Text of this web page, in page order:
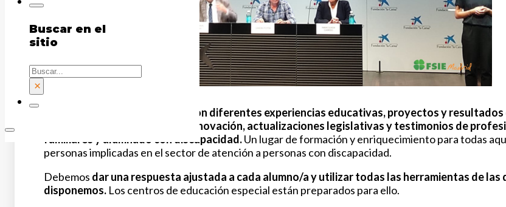
Buscar en el
sitio
Buscar
×
ompartieron diferentes experiencias educativas, proyectos y resultados
investigación, propuestas de innovación, actualizaciones legislativas y testimonios de
familiares y alumnado con discapacidad.Un lugar de formación y enriquecimiento para todas
personas implicadas en el sector de atención a personas con discapacidad.
Debemos dar una respuesta ajustada a cada alumno/a y utilizar todas las herramientas de las
disponemos. Los centros de educación especial están preparados para ello.